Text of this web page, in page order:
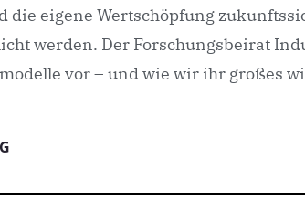
eigene Wertschöpfung
werden. Der Forschungsbeirat
vor – und wie wir ihr großes